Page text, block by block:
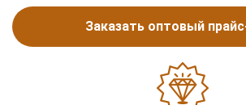
Заказать оптовый